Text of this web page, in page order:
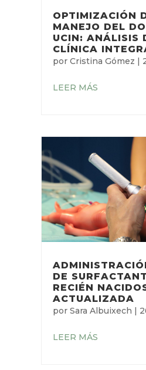
OPTIMIZACIÓN
MANEJO DEL
UCIN: ANÁLISIS
CLÍNICA
por Cristina Gómez |
LEER MÁS
DE
RECIÉN
ACTUALIZADA
por Sara Albuixech |
LEER MÁS